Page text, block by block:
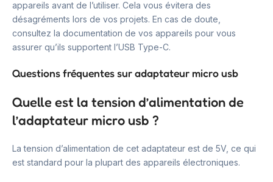
appareils avant de l’utiliser. Cela vous évitera des
désagréments lors de vos projets. En cas de doute,
consultez la documentation de vos appareils pour vous
assurer qu’ils supportent l’USB Type-C.
Questions fréquentes sur adaptateur micro usb
Quelle est la tension d’alimentation de
l’adaptateur micro usb ?
La tension d’alimentation de cet adaptateur est de 5V, ce qui
est standard pour la plupart des appareils électroniques.